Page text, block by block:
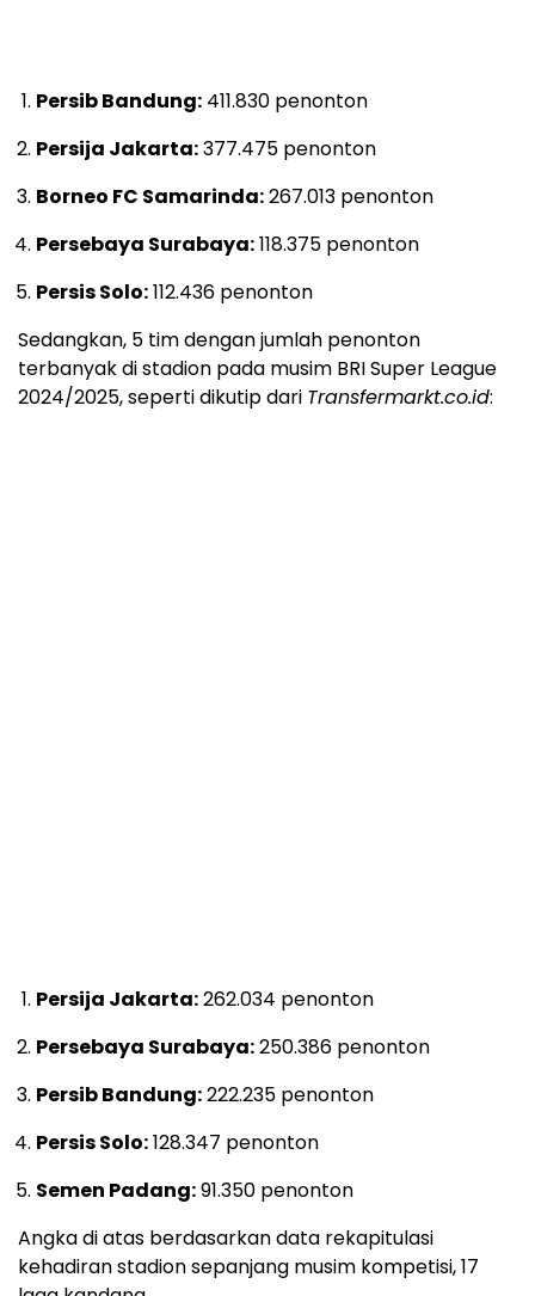
Persib Bandung: 411.830 penonton
Persija Jakarta:377.475 penonton
Borneo FC Samarinda:267.013 penonton
Persebaya Surabaya:118.375 penonton
Persis Solo:112.436 penonton
Sedangkan, 5 tim dengan jumlah penonton
terbanyak di stadion pada musim BRI Super League
2024/2025, seperti dikutip dari Transfermarkt.co.id:
Persija Jakarta:262.034 penonton
Persebaya Surabaya:250.386 penonton
Persib Bandung:222.235 penonton
Persis Solo:128.347 penonton
Semen Padang:91.350 penonton
Angka di atas berdasarkan data rekapitulasi
kehadiran stadion sepanjang musim kompetisi, 17